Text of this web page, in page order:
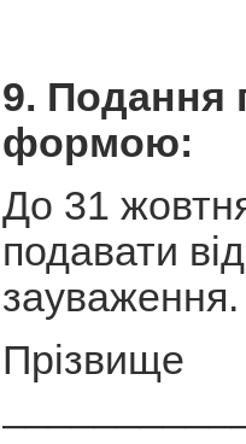
9. Подання
формою:
До 31
подавати
зауваження.
Прізвище